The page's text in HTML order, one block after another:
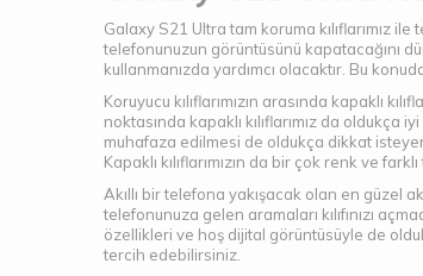
Galaxy S21 Ultra tam koruma kılıflarımız
telefonunuzun görüntüsünü kapatacağını
kullanmanızda yardımcı olacaktır. Bu
Koruyucu kılıflarımızın arasında kapaklı
noktasında kapaklı kılıflarımız da oldukça
muhafaza edilmesi de oldukça dikkat
Kapaklı kılıflarımızın da bir çok renk ve
Akıllı bir telefona yakışacak olan en güzel
telefonunuza gelen aramaları kılıfınızı
özellikleri ve hoş dijital görüntüsüyle de
tercih edebilirsiniz.